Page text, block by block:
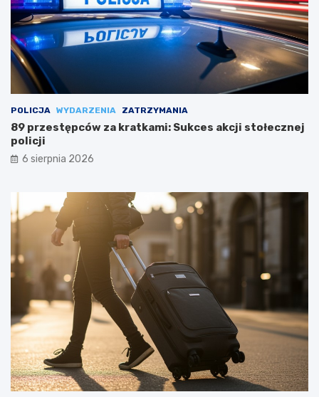
POLICJA WYDARZENIA ZATRZYMANIA
89 przestępców za kratkami: Sukces akcji stołecznej
policji
6 sierpnia 2026